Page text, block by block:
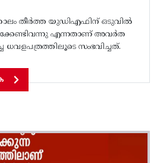
തീർത്ത യുഡിഎഫിന് ഒടുവിൽ
എന്നതാണ് അവർത
ധവളപത്രത്തിലൂടെ സംഭവിച്ചത്.